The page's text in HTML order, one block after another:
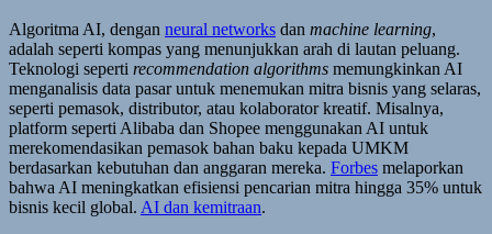
Algoritma AI, dengan neural networks dan machine learning,
adalah seperti kompas yang menunjukkan arah di lautan peluang.
Teknologi seperti recommendation algorithms memungkinkan AI
menganalisis data pasar untuk menemukan mitra bisnis yang selaras,
seperti pemasok, distributor, atau kolaborator kreatif. Misalnya,
platform seperti Alibaba dan Shopee menggunakan AI untuk
merekomendasikan pemasok bahan baku kepada UMKM
berdasarkan kebutuhan dan anggaran mereka. Forbes melaporkan
bahwa AI meningkatkan efisiensi pencarian mitra hingga 35% untuk
bisnis kecil global. AI dan kemitraan.